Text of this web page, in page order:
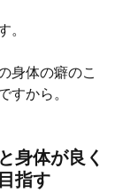
身体の癖のこ
すから。
身体が良く
指す